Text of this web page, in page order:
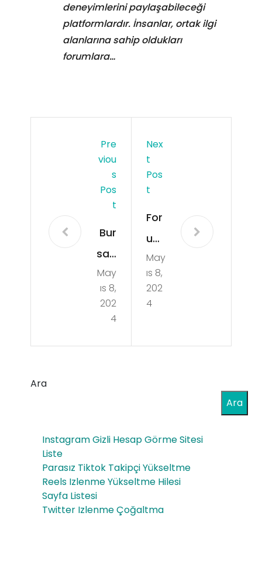
deneyimlerini paylaşabileceği
platformlardır. İnsanlar, ortak ilgi
alanlarına sahip oldukları
forumlara…
Pre
Viou
S
Pos
T
Bur
sad
a
Taş
ınm
Aza
ltm
anı
n
May
ıs 8,
202
4
Nex
T
Pos
T
For
um
Site
leri
nde
Yaş
sel
şim
May
ıs 8,
202
4
Ara
Ara
Instagram Gizli Hesap Görme Sitesi
Liste
Parasız Tiktok Takipçi Yükseltme
Reels Izlenme Yükseltme Hilesi
Sayfa Listesi
Twitter Izlenme Çoğaltma